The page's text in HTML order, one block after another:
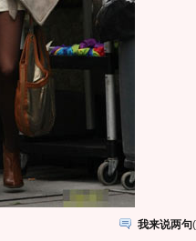
我来说两句(